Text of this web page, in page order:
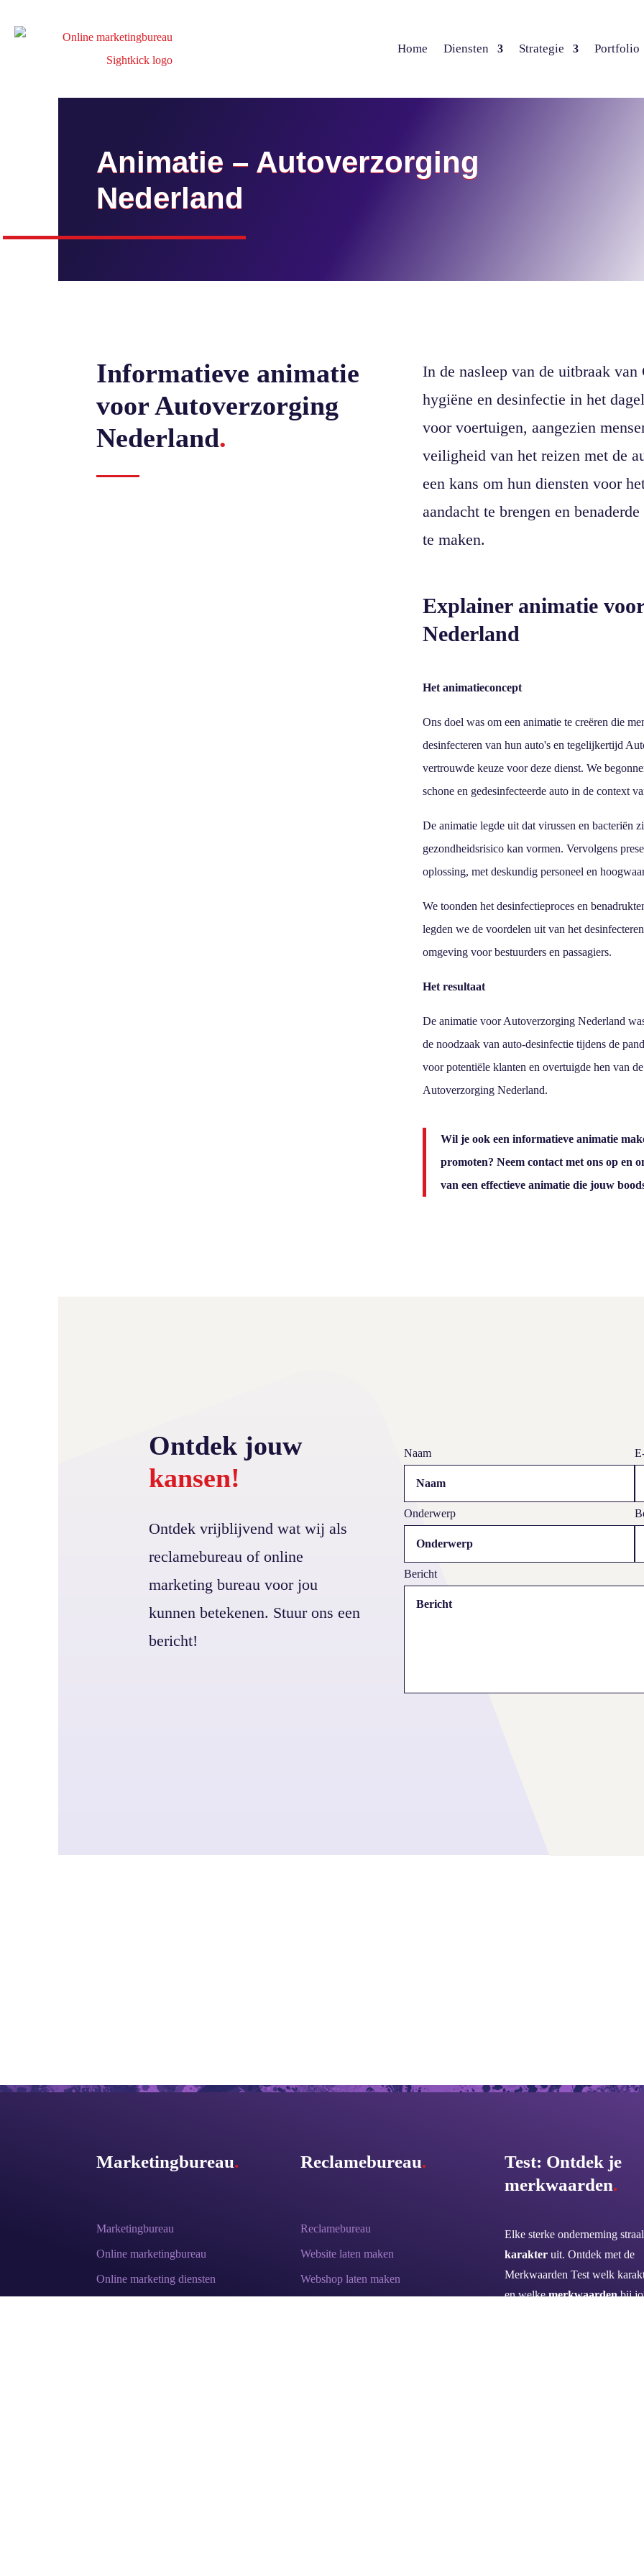
Home Diensten Strategie Portfolio
Animatie – Autoverzorging
Nederland
Informatieve animatie
voor Autoverzorging
Nederland.
In de nasleep van de uitbraak
hygiëne en desinfectie in het
voor voertuigen, aangezien
veiligheid van het reizen met de
een kans om hun diensten voor
aandacht te brengen en
te maken.
Explainer animatie
Nederland
Het animatieconcept
Ons doel was om een animatie te creëren die
desinfecteren van hun auto's en tegelijkertijd
vertrouwde keuze voor deze dienst. We
schone en gedesinfecteerde auto in de context
De animatie legde uit dat virussen en bacteriën
gezondheidsrisico kan vormen. Vervolgens
oplossing, met deskundig personeel en
We toonden het desinfectieproces en
legden we de voordelen uit van het
omgeving voor bestuurders en passagiers.
Het resultaat
De animatie voor Autoverzorging Nederland
de noodzaak van auto-desinfectie tijdens de
voor potentiële klanten en overtuigde hen van
Autoverzorging Nederland.
Wil je ook een informatieve animatie
promoten? Neem contact met ons op en
van een effectieve animatie die jouw
Ontdek jouw
kansen!
Ontdek vrijblijvend wat wij als
reclamebureau of online
marketing bureau voor jou
kunnen betekenen. Stuur ons een
bericht!
Naam
Onderwerp
Bericht
Marketingbureau.
Marketingbureau
Online marketingbureau
Online marketing diensten
Reclamebureau.
Reclamebureau
Website laten maken
Webshop laten maken
Test: Ontdek je
merkwaarden.
Elke sterke onderneming
karakteruit. Ontdek met de
Merkwaarden Test welk
en welkemerkwaardenbij